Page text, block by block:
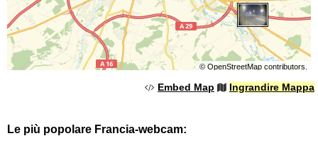
© OpenStreetMapcontributors.
Embed Map Ingrandire Mappa
Le più popolare Francia-webcam: